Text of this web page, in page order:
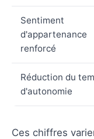
Sentiment
d'appartenance
renforcé
Réduction du
d'autonomie
Ces chiffres